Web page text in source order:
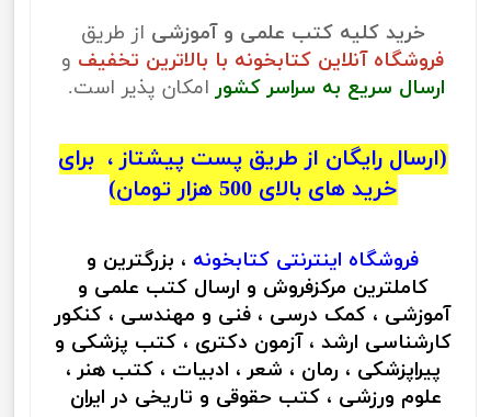
خرید کلیه کتب علمی و آموزشی از طریق
فروشگاه آنلاین کتابخونه با بالاترین تخفیف و
ارسال سریع به سراسر کشور امکان پذیر است.
(ارسال رایگان از طریق پست پیشتاز ، برای
خرید های بالای 500 هزار تومان)
فروشگاه اینترنتی کتابخونه ، بزرگترین و
کاملترین مرکزفروش و ارسال کتب علمی و
آموزشی ، کمک درسی ، فنی و مهندسی ، کنکور
کارشناسی ارشد ، آزمون دکتری ، کتب پزشکی و
پیراپزشکی ، رمان ، شعر ، ادبیات ، کتب هنر ،
علوم ورزشی ، کتب حقوقی و تاریخی در ایران